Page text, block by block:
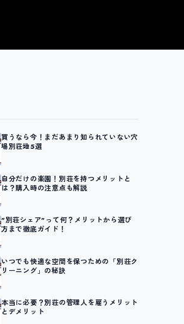
買うなら今！まだあまり知られていない穴
場別荘地5選
自分だけの楽園！別荘を持つメリットと
は？購入時の注意点も解説
"別荘シェア"って何？メリットから選び
方まで徹底ガイド！
いつでも快適な空間を保つための「別荘ク
リーニング」の秘訣
本当に必要？別荘の管理人を雇うメリット
とデメリット